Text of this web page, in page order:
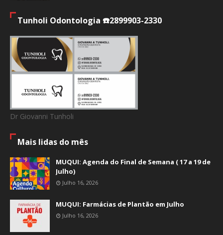
Tunholi Odontologia ☎️2899903-2330
Dr Giovanni Tunholi
Mais lidas do mês
MUQUI: Agenda do Final de Semana ( 17 a 19 de
Julho)
Julho 16, 2026
MUQUI: Farmácias de Plantão em Julho
Julho 16, 2026